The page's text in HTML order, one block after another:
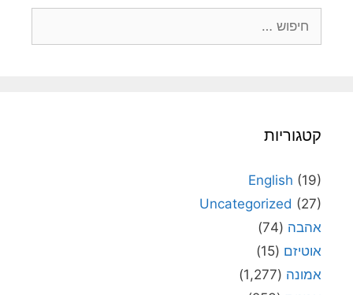
קטגוריות
English (19)
Uncategorized (27)
אהבה (74)
אוטיזם (15)
אמונה (1,277)